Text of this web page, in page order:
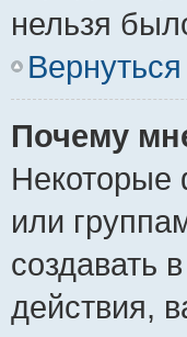
нельзя
Почему
Некоторые
или
создавать
действия,